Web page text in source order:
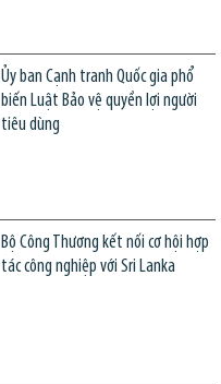
Ủy ban Cạnh tranh Quốc gia phổ
biến Luật Bảo vệ quyền lợi người
tiêu dùng
Bộ Công Thương kết nối cơ hội hợp
tác công nghiệp với Sri Lanka